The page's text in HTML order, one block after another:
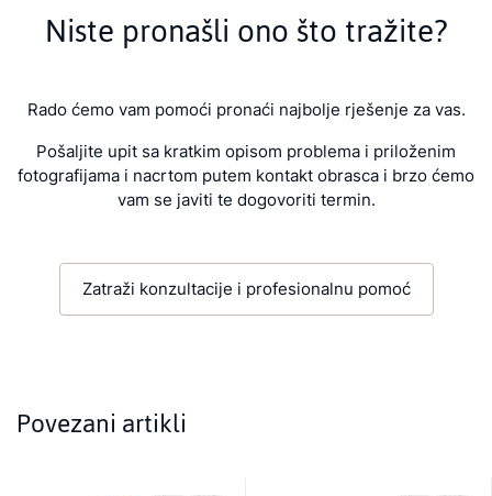
Niste pronašli ono što tražite?
Rado ćemo vam pomoći pronaći najbolje rješenje za vas.
Pošaljite upit sa kratkim opisom problema i priloženim
fotografijama i nacrtom putem kontakt obrasca i brzo ćemo
vam se javiti te dogovoriti termin.
Zatraži konzultacije i profesionalnu pomoć
Povezani artikli